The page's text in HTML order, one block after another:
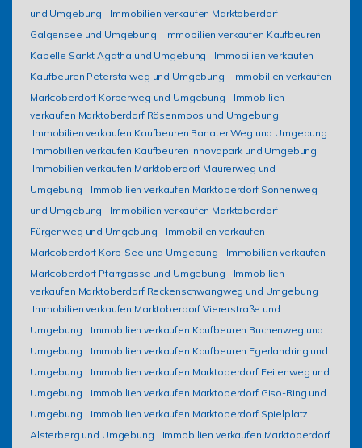
und Umgebung
Immobilien verkaufen Marktoberdorf
Galgensee und Umgebung
Immobilien verkaufen Kaufbeuren
Kapelle Sankt Agatha und Umgebung
Immobilien verkaufen
Kaufbeuren Peterstalweg und Umgebung
Immobilien verkaufen
Marktoberdorf Korberweg und Umgebung
Immobilien
verkaufen Marktoberdorf Räsenmoos und Umgebung
Immobilien verkaufen Kaufbeuren Banater Weg und Umgebung
Immobilien verkaufen Kaufbeuren Innovapark und Umgebung
Immobilien verkaufen Marktoberdorf Maurerweg und
Umgebung
Immobilien verkaufen Marktoberdorf Sonnenweg
und Umgebung
Immobilien verkaufen Marktoberdorf
Fürgenweg und Umgebung
Immobilien verkaufen
Marktoberdorf Korb-See und Umgebung
Immobilien verkaufen
Marktoberdorf Pfarrgasse und Umgebung
Immobilien
verkaufen Marktoberdorf Reckenschwangweg und Umgebung
Immobilien verkaufen Marktoberdorf Viererstraße und
Umgebung
Immobilien verkaufen Kaufbeuren Buchenweg und
Umgebung
Immobilien verkaufen Kaufbeuren Egerlandring und
Umgebung
Immobilien verkaufen Marktoberdorf Feilenweg und
Umgebung
Immobilien verkaufen Marktoberdorf Giso-Ring und
Umgebung
Immobilien verkaufen Marktoberdorf Spielplatz
Alsterberg und Umgebung
Immobilien verkaufen Marktoberdorf